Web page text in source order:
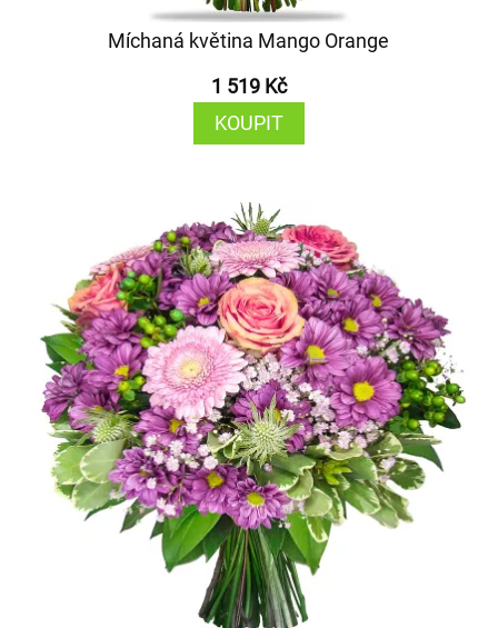
Míchaná květina Mango Orange
1 519 Kč
KOUPIT